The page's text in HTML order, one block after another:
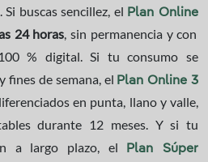
buscas sencillez, el Plan Online
24 horas, sin permanencia y con
% digital. Si tu consumo se
fines de semana, el Plan Online 3
en punta, llano y valle,
durante 12 meses. Y si tu
a largo plazo, el
Plan Súper